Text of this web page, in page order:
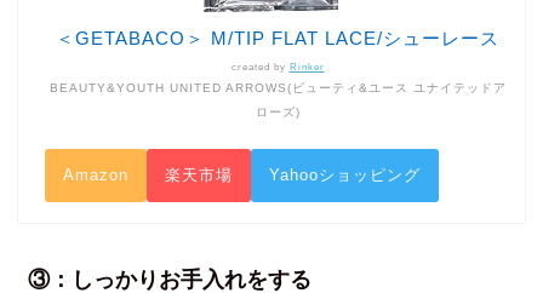
＜GETABACO＞ M/TIP FLAT LACE/シューレース
created by Rinker
BEAUTY&YOUTH UNITED ARROWS(ビューティ&ユース ユナイテッドア
ローズ)
Amazon 楽天市場 Yahooショッピング
③：しっかりお手入れをする